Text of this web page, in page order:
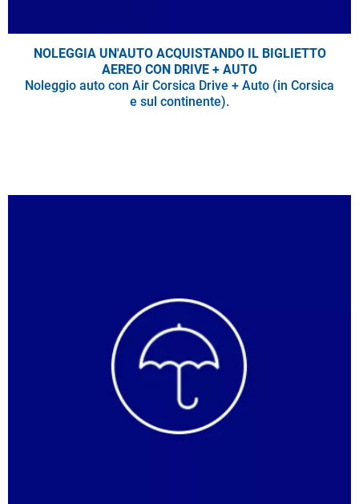
NOLEGGIA UN'AUTO ACQUISTANDO IL BIGLIETTO
AEREO CON DRIVE + AUTO
Noleggio auto con Air Corsica Drive + Auto (in Corsica
e sul continente).